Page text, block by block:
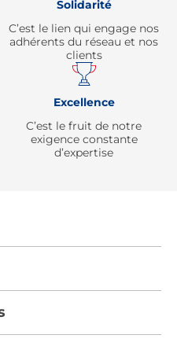
Solidarité
C’est le lien qui engage nos
adhérents du réseau et nos
clients
Excellence
C’est le fruit de notre
exigence constante
d’expertise